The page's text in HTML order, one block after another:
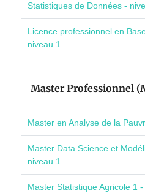
Statistiques de Données -
Licence professionnel en
niveau 1
Master Professionnel
Master en Analyse de la
Master Data Science et
niveau 1
Master Statistique Agricole 1